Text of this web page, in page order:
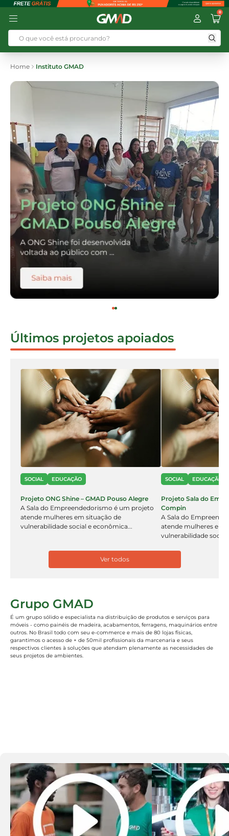
0
Home Instituto GMAD
Últimos projetos apoiados
SOCIAL EDUCAÇÃO
Projeto ONG Shine – GMAD Pouso Alegre
A Sala do Empreendedorismo é um projeto
atende mulheres em situação de
vulnerabilidade social e econômica...
SOCIAL EDUCAÇÃO
Projeto Sala do
Compin
A Sala do
atende mulheres em
vulnerabilidade social
Ver todos
Grupo GMAD
É um grupo sólido e especialista na distribuição de produtos e serviços para
móveis - como painéis de madeira, acabamentos, ferragens, maquinários entre
outros. No Brasil todo com seu e-commerce e mais de 80 lojas físicas,
garantimos o acesso de + de 50mil profissionais da marcenaria e seus
respectivos clientes à soluções que atendam plenamente as necessidades de
seus projetos de ambientes.